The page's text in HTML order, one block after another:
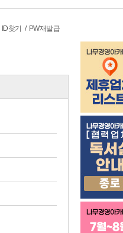
ID찾기 / PW재발급